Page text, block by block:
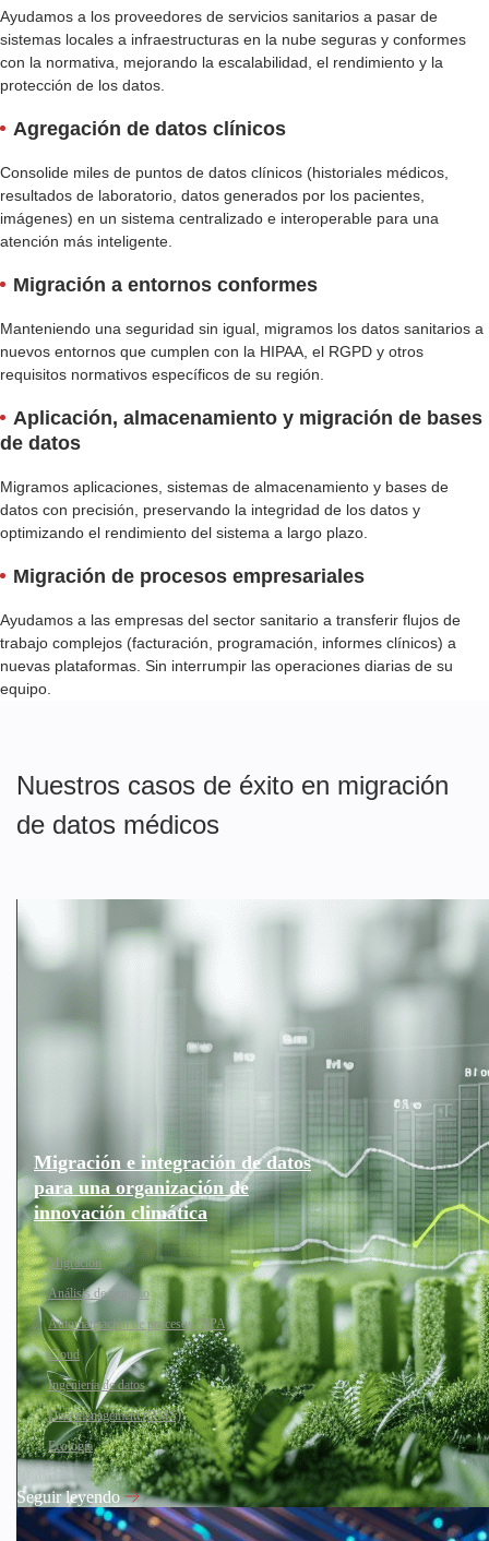
Ayudamos a los proveedores de servicios sanitarios a pasar de
sistemas locales a infraestructuras en la nube seguras y conformes
con la normativa, mejorando la escalabilidad, el rendimiento y la
protección de los datos.
Agregación de datos clínicos
Consolide miles de puntos de datos clínicos (historiales médicos,
resultados de laboratorio, datos generados por los pacientes,
imágenes) en un sistema centralizado e interoperable para una
atención más inteligente.
Migración a entornos conformes
Manteniendo una seguridad sin igual, migramos los datos sanitarios a
nuevos entornos que cumplen con la HIPAA, el RGPD y otros
requisitos normativos específicos de su región.
Aplicación, almacenamiento y migración de bases
de datos
Migramos aplicaciones, sistemas de almacenamiento y bases de
datos con precisión, preservando la integridad de los datos y
optimizando el rendimiento del sistema a largo plazo.
Migración de procesos empresariales
Ayudamos a las empresas del sector sanitario a transferir flujos de
trabajo complejos (facturación, programación, informes clínicos) a
nuevas plataformas. Sin interrumpir las operaciones diarias de su
equipo.
Nuestros casos de éxito en migración
de datos médicos
Migración e integración de datos
para una organización de
innovación climática
Migración
Análisis de negocio
Automatización de procesos (BPA)
Cloud
Ingeniería de datos
Data management (DMS)
Ecología
Seguir leyendo